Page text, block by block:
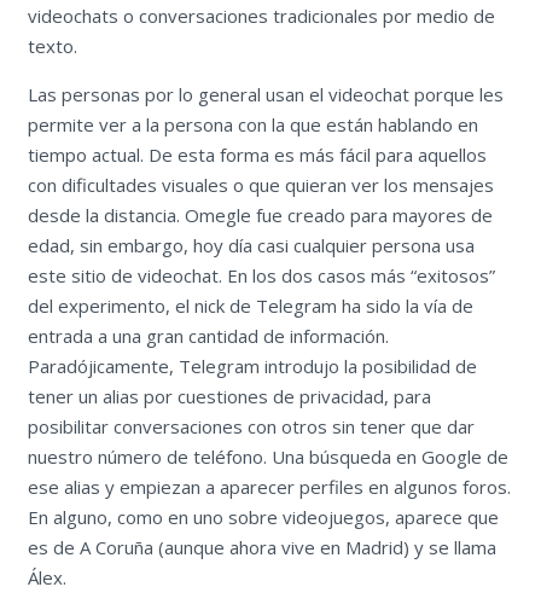
videochats o conversaciones tradicionales por medio de
texto.
Las personas por lo general usan el videochat porque les
permite ver a la persona con la que están hablando en
tiempo actual. De esta forma es más fácil para aquellos
con dificultades visuales o que quieran ver los mensajes
desde la distancia. Omegle fue creado para mayores de
edad, sin embargo, hoy día casi cualquier persona usa
este sitio de videochat. En los dos casos más “exitosos”
del experimento, el nick de Telegram ha sido la vía de
entrada a una gran cantidad de información.
Paradójicamente, Telegram introdujo la posibilidad de
tener un alias por cuestiones de privacidad, para
posibilitar conversaciones con otros sin tener que dar
nuestro número de teléfono. Una búsqueda en Google de
ese alias y empiezan a aparecer perfiles en algunos foros.
En alguno, como en uno sobre videojuegos, aparece que
es de A Coruña (aunque ahora vive en Madrid) y se llama
Álex.